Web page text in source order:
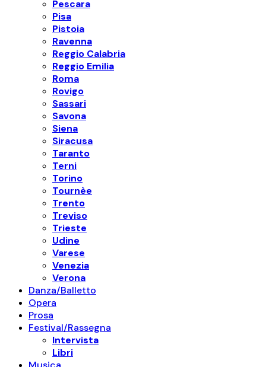
Pescara
Pisa
Pistoia
Ravenna
Reggio Calabria
Reggio Emilia
Roma
Rovigo
Sassari
Savona
Siena
Siracusa
Taranto
Terni
Torino
Tournèe
Trento
Treviso
Trieste
Udine
Varese
Venezia
Verona
Danza/Balletto
Opera
Prosa
Festival/Rassegna
Intervista
Libri